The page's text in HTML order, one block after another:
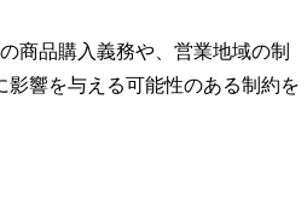
商品購入義務や、営業地域の制
影響を与える可能性のある制約を